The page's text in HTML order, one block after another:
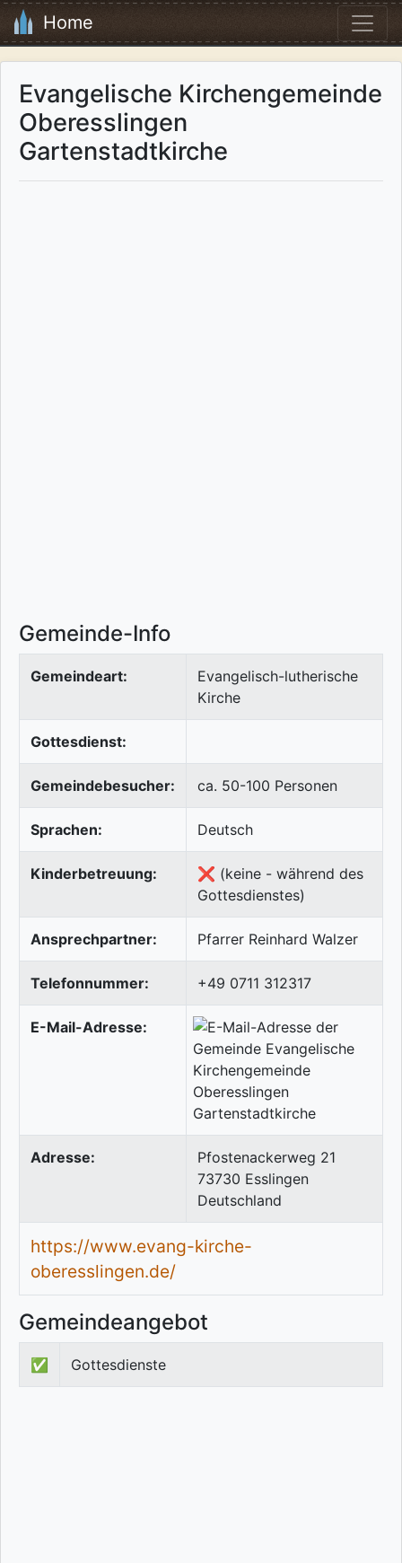
Home
Evangelische Kirchengemeinde
Oberesslingen
Gartenstadtkirche
Gemeinde-Info
Gemeindeart:
Evangelisch-lutherische
Kirche
Gottesdienst:
Gemeindebesucher: ca. 50-100 Personen
Sprachen: Deutsch
Kinderbetreuung:
❌ (keine - während des
Gottesdienstes)
Ansprechpartner: Pfarrer Reinhard Walzer
Telefonnummer: +49 0711 312317
E-Mail-Adresse:
Adresse:
Pfostenackerweg 21
73730 Esslingen
Deutschland
https://www.evang-kirche-
oberesslingen.de/
Gemeindeangebot
✅ Gottesdienste